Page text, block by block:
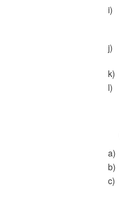
i)
j)
k)
l)
a)
b)
c)